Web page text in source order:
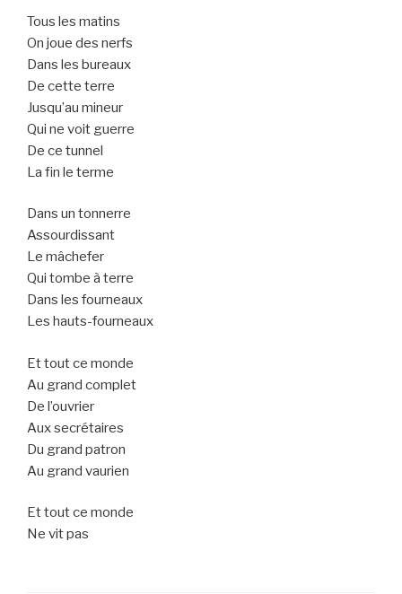
Tous les matins
On joue des nerfs
Dans les bureaux
De cette terre
Jusqu’au mineur
Qui ne voit guerre
De ce tunnel
La fin le terme
Dans un tonnerre
Assourdissant
Le mâchefer
Qui tombe à terre
Dans les fourneaux
Les hauts-fourneaux
Et tout ce monde
Au grand complet
De l’ouvrier
Aux secrétaires
Du grand patron
Au grand vaurien
Et tout ce monde
Ne vit pas